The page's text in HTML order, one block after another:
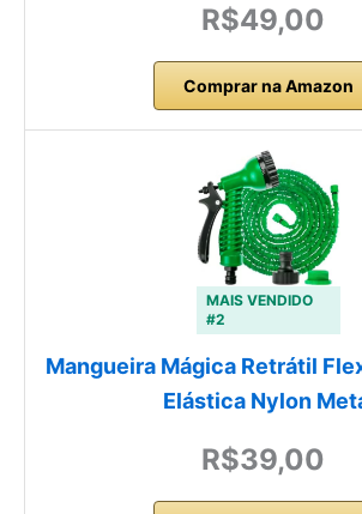
R$49,00
Comprar na Amazon
MAIS VENDIDO
#2
Mangueira Mágica Retrátil
Elástica Nylon
R$39,00